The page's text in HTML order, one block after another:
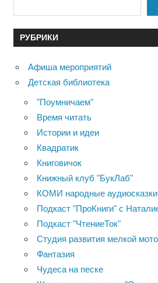
РУБРИКИ
Афиша мероприятий
Детская библиотека
"Поумничаем"
Время читать
Истории и идеи
Квадратик
Книговичок
Книжный клуб "БукЛаб"
КОМИ народные аудиосказки
Подкаст "ПроКниги" с
Подкаст "ЧтениеТок"
Студия развития мелкой
Фантазия
Чудеса на песке